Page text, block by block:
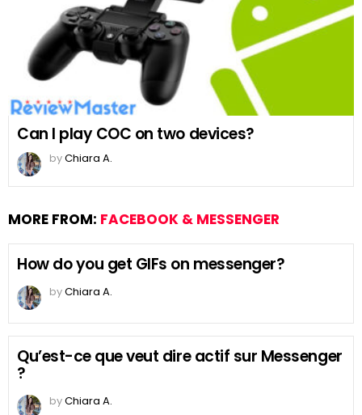
Can I play COC on two devices?
byChiara A.
MORE FROM: FACEBOOK & MESSENGER
How do you get GIFs on messenger?
byChiara A.
Qu’est-ce que veut dire actif sur Messenger
?
byChiara A.